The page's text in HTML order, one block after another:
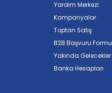
Yardım Merkezi
Kampanyalar
Toptan Satış
B2B Başvuru Formu
Yakında Gelecekler
Banka Hesapları